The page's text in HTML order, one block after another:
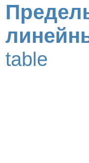
table